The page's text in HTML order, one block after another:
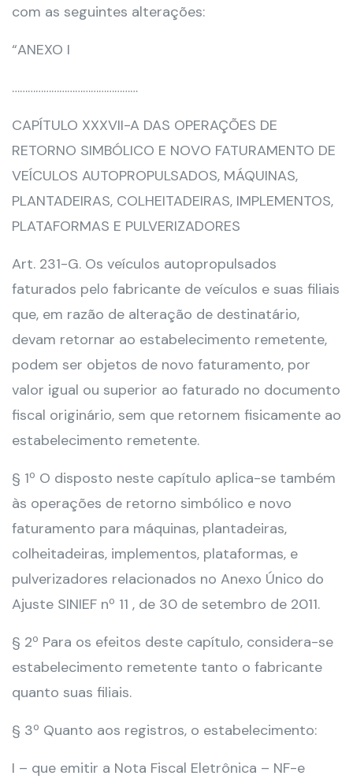
com as seguintes alterações:
“ANEXO I
…………………………………………
CAPÍTULO XXXVII-A DAS OPERAÇÕES DE
RETORNO SIMBÓLICO E NOVO FATURAMENTO DE
VEÍCULOS AUTOPROPULSADOS, MÁQUINAS,
PLANTADEIRAS, COLHEITADEIRAS, IMPLEMENTOS,
PLATAFORMAS E PULVERIZADORES
Art. 231-G. Os veículos autopropulsados
faturados pelo fabricante de veículos e suas filiais
que, em razão de alteração de destinatário,
devam retornar ao estabelecimento remetente,
podem ser objetos de novo faturamento, por
valor igual ou superior ao faturado no documento
fiscal originário, sem que retornem fisicamente ao
estabelecimento remetente.
§ 1º O disposto neste capítulo aplica-se também
às operações de retorno simbólico e novo
faturamento para máquinas, plantadeiras,
colheitadeiras, implementos, plataformas, e
pulverizadores relacionados no Anexo Único do
Ajuste SINIEF nº 11 , de 30 de setembro de 2011.
§ 2º Para os efeitos deste capítulo, considera-se
estabelecimento remetente tanto o fabricante
quanto suas filiais.
§ 3º Quanto aos registros, o estabelecimento:
I – que emitir a Nota Fiscal Eletrônica – NF-e